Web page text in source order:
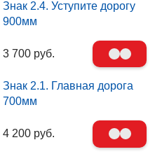
Знак 2.4. Уступите дорогу
900мм
3 700 руб.
Знак 2.1. Главная дорога
700мм
4 200 руб.